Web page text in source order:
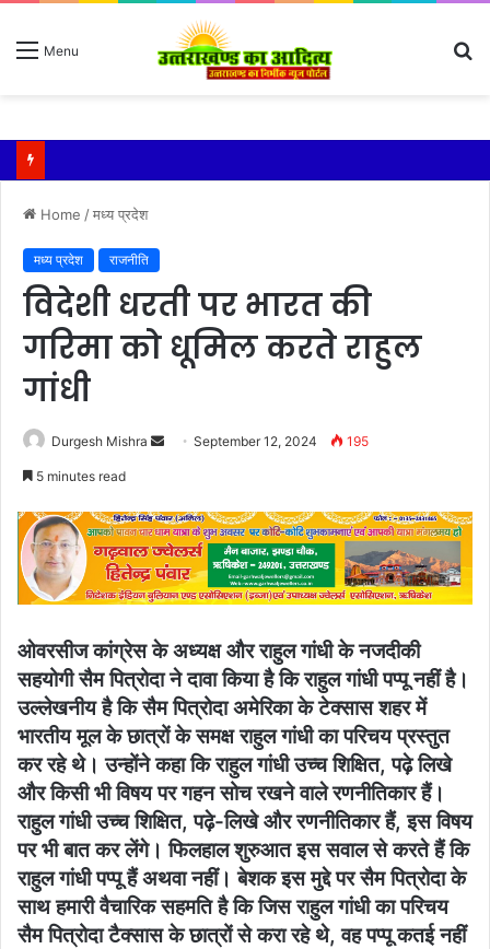
Menu
Home /मध्य प्रदेश
मध्य प्रदेश राजनीति
विदेशी धरती पर भारत की
गरिमा को धूमिल करते राहुल
गांधी
Durgesh Mishra
Send September 12, 2024 195
5 minutes read
ओवरसीज कांग्रेस के अध्यक्ष और राहुल गांधी के नजदीकी
सहयोगी सैम पित्रोदा ने दावा किया है कि राहुल गांधी पप्पू नहीं है।
उल्लेखनीय है कि सैम पित्रोदा अमेरिका के टेक्सास शहर में
भारतीय मूल के छात्रों के समक्ष राहुल गांधी का परिचय प्रस्तुत
कर रहे थे। उन्होंने कहा कि राहुल गांधी उच्च शिक्षित, पढ़े लिखे
और किसी भी विषय पर गहन सोच रखने वाले रणनीतिकार हैं।
राहुल गांधी उच्च शिक्षित, पढ़े-लिखे और रणनीतिकार हैं, इस विषय
पर भी बात कर लेंगे। फिलहाल शुरुआत इस सवाल से करते हैं कि
राहुल गांधी पप्पू हैं अथवा नहीं। बेशक इस मुद्दे पर सैम पित्रोदा के
साथ हमारी वैचारिक सहमति है कि जिस राहुल गांधी का परिचय
सैम पित्रोदा टैक्सास के छात्रों से करा रहे थे, वह पप्पू कतई नहीं